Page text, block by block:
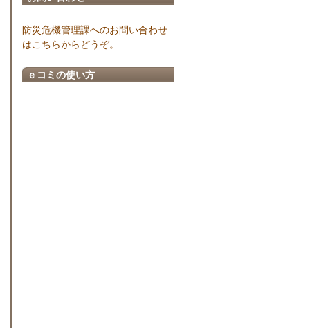
防災危機管理課へのお問い合わせ
はこちらからどうぞ。
ｅコミの使い方